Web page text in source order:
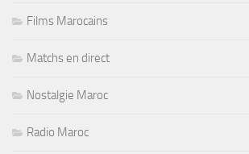
Films Marocains
Matchs en direct
Nostalgie Maroc
Radio Maroc